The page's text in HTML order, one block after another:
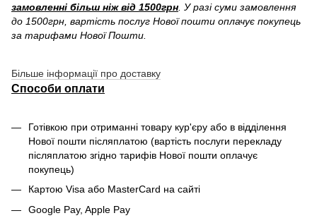
замовленні більш ніж від 1500грн . У разі суми замовлення
до 1500грн, вартість послуг Нової пошти оплачує покупець
за тарифами Нової Пошти.
Більше інформації про доставку
Способи оплати
Готівкою при отриманні товару кур'єру або в відділення
Нової пошти післяплатою (вартість послуги перекладу
післяплатою згідно тарифів Нової пошти оплачує
покупець)
Картою Visa або MasterCard на сайті
Google Pay, Apple Pay